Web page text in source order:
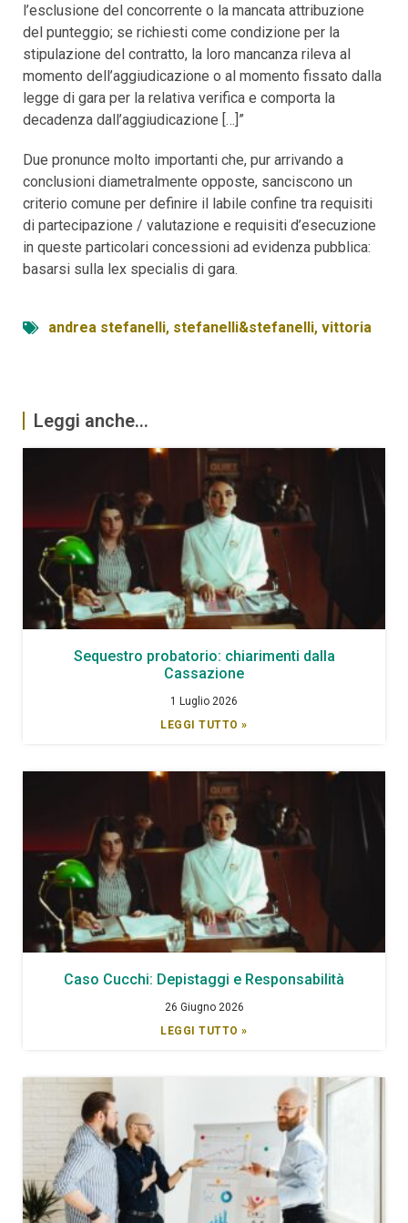
l’esclusione del concorrente o la mancata attribuzione
del punteggio; se richiesti come condizione per la
stipulazione del contratto, la loro mancanza rileva al
momento dell’aggiudicazione o al momento fissato dalla
legge di gara per la relativa verifica e comporta la
decadenza dall’aggiudicazione […]”
Due pronunce molto importanti che, pur arrivando a
conclusioni diametralmente opposte, sanciscono un
criterio comune per definire il labile confine tra requisiti
di partecipazione / valutazione e requisiti d’esecuzione
in queste particolari concessioni ad evidenza pubblica:
basarsi sulla lex specialis di gara.
andrea stefanelli, stefanelli&stefanelli, vittoria
Leggi anche...
Sequestro probatorio: chiarimenti dalla
Cassazione
1 Luglio 2026
LEGGI TUTTO »
Caso Cucchi: Depistaggi e Responsabilità
26 Giugno 2026
LEGGI TUTTO »